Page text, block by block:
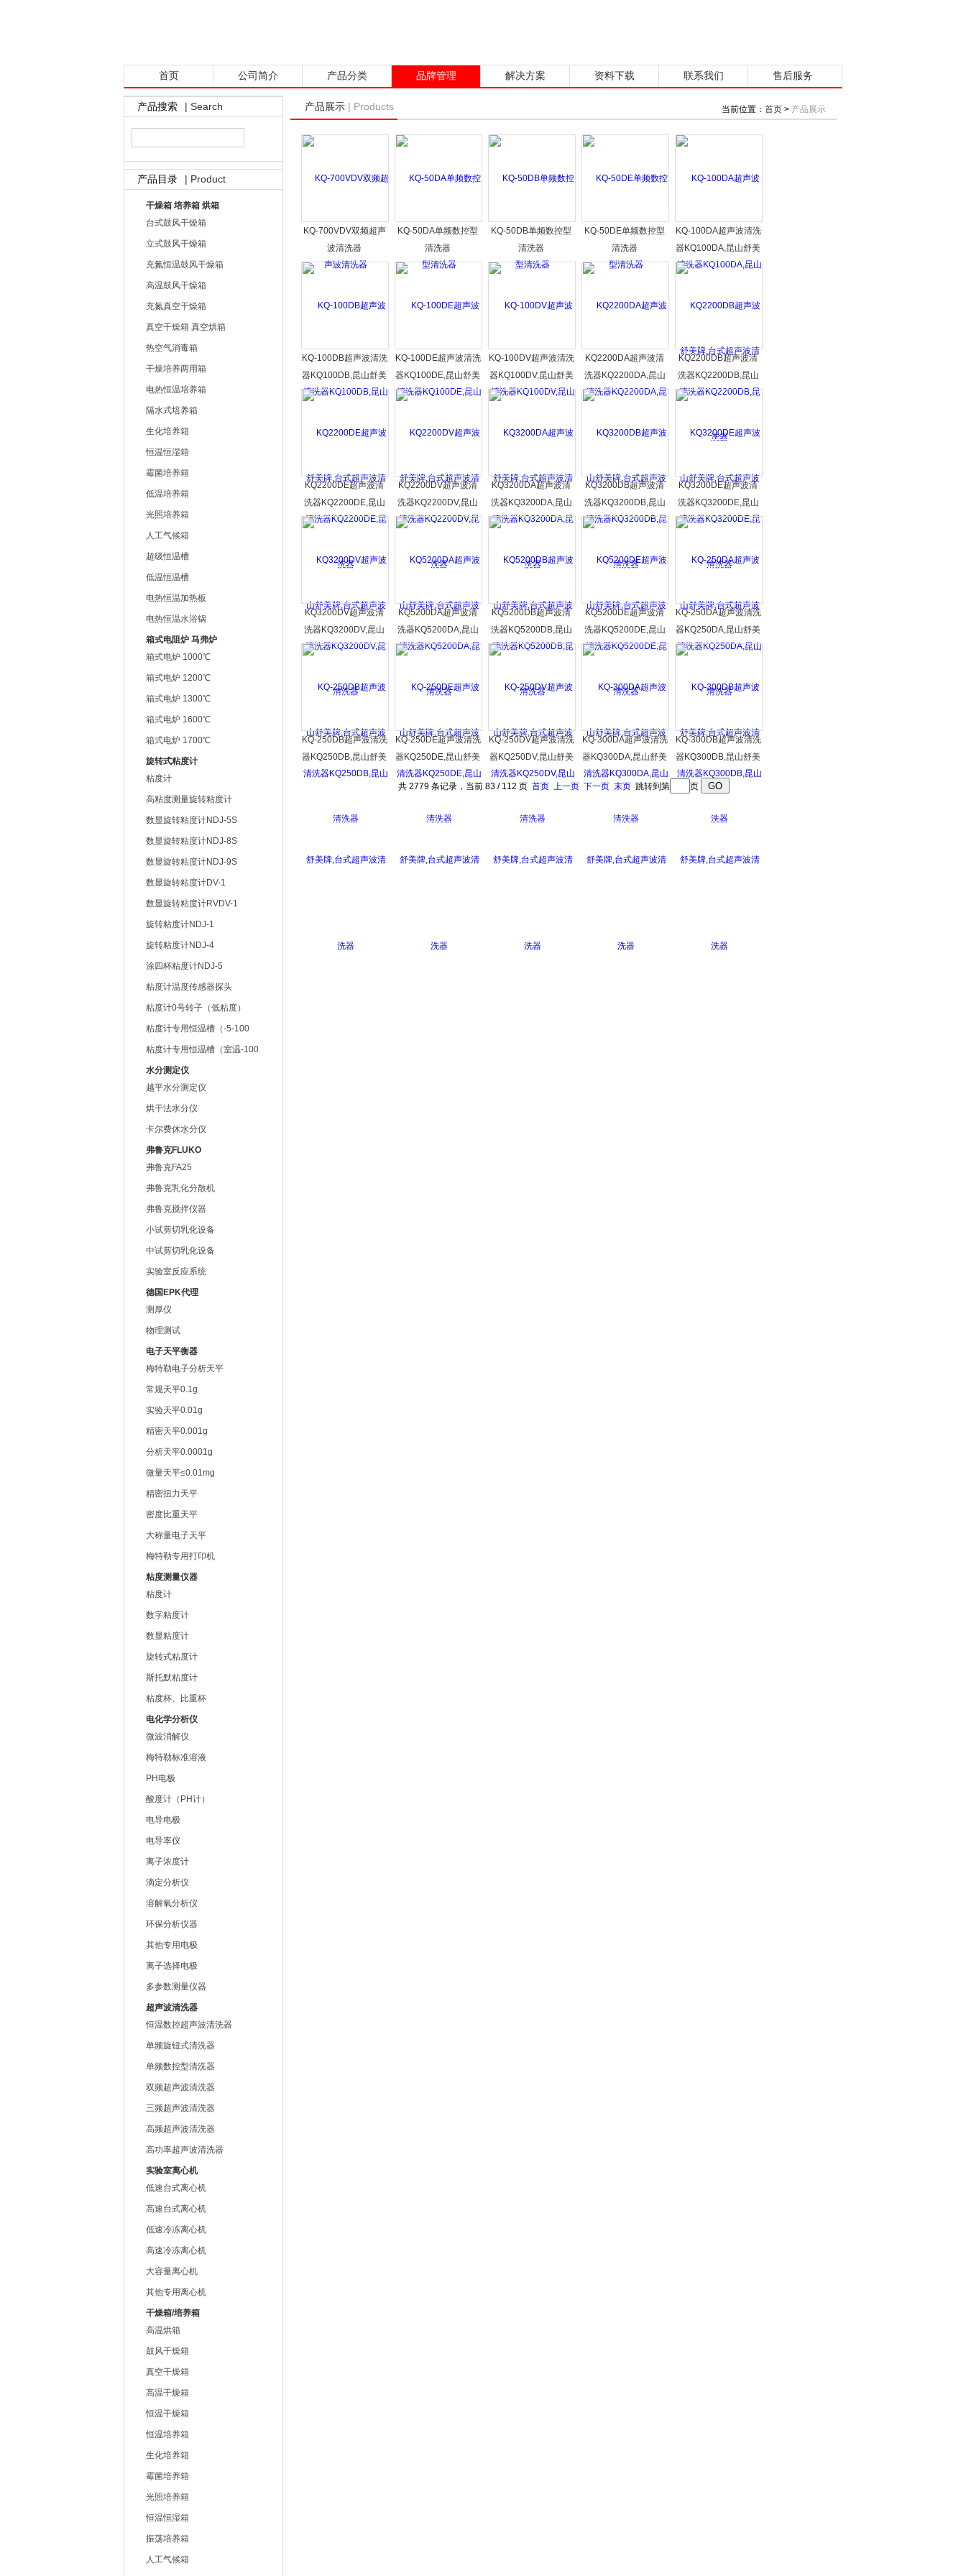
首页 公司简介 产品分类 品牌管理 解决方案 资料下载 联系我们 售后服务
产品搜索 | Search
产品目录 | Product
干燥箱 培养箱 烘箱
台式鼓风干燥箱
立式鼓风干燥箱
充氮恒温鼓风干燥箱
高温鼓风干燥箱
充氮真空干燥箱
真空干燥箱 真空烘箱
热空气消毒箱
干燥培养两用箱
电热恒温培养箱
隔水式培养箱
生化培养箱
恒温恒湿箱
霉菌培养箱
低温培养箱
光照培养箱
人工气候箱
超级恒温槽
低温恒温槽
电热恒温加热板
电热恒温水浴锅
箱式电阻炉 马弗炉
箱式电炉 1000℃
箱式电炉 1200℃
箱式电炉 1300℃
箱式电炉 1600℃
箱式电炉 1700℃
旋转式粘度计
粘度计
高粘度测量旋转粘度计
数显旋转粘度计NDJ-5S
数显旋转粘度计NDJ-8S
数显旋转粘度计NDJ-9S
数显旋转粘度计DV-1
数显旋转粘度计RVDV-1
旋转粘度计NDJ-1
旋转粘度计NDJ-4
涂四杯粘度计NDJ-5
粘度计温度传感器探头
粘度计0号转子（低粘度）
粘度计专用恒温槽（-5-100
度）
粘度计专用恒温槽（室温-100
度）
水分测定仪
越平水分测定仪
烘干法水分仪
卡尔费休水分仪
弗鲁克FLUKO
弗鲁克FA25
弗鲁克乳化分散机
弗鲁克搅拌仪器
小试剪切乳化设备
中试剪切乳化设备
实验室反应系统
德国EPK代理
测厚仪
物理测试
电子天平衡器
梅特勒电子分析天平
常规天平0.1g
实验天平0.01g
精密天平0.001g
分析天平0.0001g
微量天平≤0.01mg
精密扭力天平
密度比重天平
大称量电子天平
梅特勒专用打印机
粘度测量仪器
粘度计
数字粘度计
数显粘度计
旋转式粘度计
斯托默粘度计
粘度杯、比重杯
电化学分析仪
微波消解仪
梅特勒标准溶液
PH电极
酸度计（PH计）
电导电极
电导率仪
离子浓度计
滴定分析仪
溶解氧分析仪
环保分析仪器
其他专用电极
离子选择电极
多参数测量仪器
超声波清洗器
恒温数控超声波清洗器
单频旋钮式清洗器
单频数控型清洗器
双频超声波清洗器
三频超声波清洗器
高频超声波清洗器
高功率超声波清洗器
实验室离心机
低速台式离心机
高速台式离心机
低速冷冻离心机
高速冷冻离心机
大容量离心机
其他专用离心机
干燥箱/培养箱
高温烘箱
鼓风干燥箱
真空干燥箱
高温干燥箱
恒温干燥箱
恒温培养箱
生化培养箱
霉菌培养箱
光照培养箱
恒温恒湿箱
振荡培养箱
人工气候箱
产品展示 | Products 当前位置： 首页 > 产品展示
KQ-700VDV双频超声
波清洗器
KQ-50DA单频数控型
清洗器
KQ-50DB单频数控型
清洗器
KQ-50DE单频数控型
清洗器
KQ-100DA超声波清洗
器KQ100DA,昆山舒美
牌,台式超声波清洗器
KQ-100DB超声波清洗
器KQ100DB,昆山舒美
牌,台式超声波清洗器
KQ-100DE超声波清洗
器KQ100DE,昆山舒美
牌,台式超声波清洗器
KQ-100DV超声波清洗
器KQ100DV,昆山舒美
牌,台式超声波清洗器
KQ2200DA超声波清
洗器KQ2200DA,昆山
舒美牌,台式超声波清
KQ2200DB超声波清
洗器KQ2200DB,昆山
舒美牌,台式超声波清
KQ2200DE超声波清
洗器KQ2200DE,昆山
舒美牌,台式超声波清
KQ2200DV超声波清
洗器KQ2200DV,昆山
舒美牌,台式超声波清
KQ3200DA超声波清
洗器KQ3200DA,昆山
舒美牌,台式超声波清
KQ3200DB超声波清
洗器KQ3200DB,昆山
舒美牌,台式超声波清
KQ3200DE超声波清
洗器KQ3200DE,昆山
舒美牌,台式超声波清
KQ3200DV超声波清
洗器KQ3200DV,昆山
舒美牌,台式超声波清
KQ5200DA超声波清
洗器KQ5200DA,昆山
舒美牌,台式超声波清
KQ5200DB超声波清
洗器KQ5200DB,昆山
舒美牌,台式超声波清
KQ5200DE超声波清
洗器KQ5200DE,昆山
舒美牌,台式超声波清
KQ-250DA超声波清洗
器KQ250DA,昆山舒美
牌,台式超声波清洗器
KQ-250DB超声波清洗
器KQ250DB,昆山舒美
牌,台式超声波清洗器
KQ-250DE超声波清洗
器KQ250DE,昆山舒美
牌,台式超声波清洗器
KQ-250DV超声波清洗
器KQ250DV,昆山舒美
牌,台式超声波清洗器
KQ-300DA超声波清洗
器KQ300DA,昆山舒美
牌,台式超声波清洗器
KQ-300DB超声波清洗
器KQ300DB,昆山舒美
牌,台式超声波清洗器
共 2779 条记录，当前 83 / 112 页 首页 上一页 下一页 末页跳转到第 页